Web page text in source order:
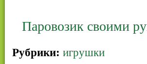
Паровозик своими
Рубрики: игрушки